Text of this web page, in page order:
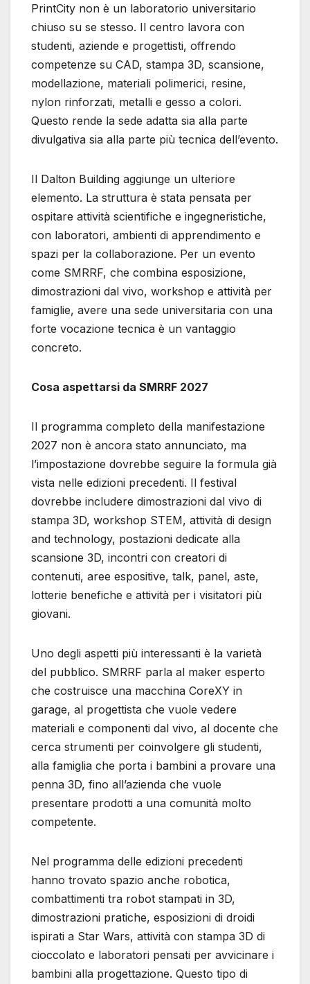
PrintCity non è un laboratorio universitario
chiuso su se stesso. Il centro lavora con
studenti, aziende e progettisti, offrendo
competenze su CAD, stampa 3D, scansione,
modellazione, materiali polimerici, resine,
nylon rinforzati, metalli e gesso a colori.
Questo rende la sede adatta sia alla parte
divulgativa sia alla parte più tecnica dell’evento.
Il Dalton Building aggiunge un ulteriore
elemento. La struttura è stata pensata per
ospitare attività scientifiche e ingegneristiche,
con laboratori, ambienti di apprendimento e
spazi per la collaborazione. Per un evento
come SMRRF, che combina esposizione,
dimostrazioni dal vivo, workshop e attività per
famiglie, avere una sede universitaria con una
forte vocazione tecnica è un vantaggio
concreto.
Cosa aspettarsi da SMRRF 2027
Il programma completo della manifestazione
2027 non è ancora stato annunciato, ma
l’impostazione dovrebbe seguire la formula già
vista nelle edizioni precedenti. Il festival
dovrebbe includere dimostrazioni dal vivo di
stampa 3D, workshop STEM, attività di design
and technology, postazioni dedicate alla
scansione 3D, incontri con creatori di
contenuti, aree espositive, talk, panel, aste,
lotterie benefiche e attività per i visitatori più
giovani.
Uno degli aspetti più interessanti è la varietà
del pubblico. SMRRF parla al maker esperto
che costruisce una macchina CoreXY in
garage, al progettista che vuole vedere
materiali e componenti dal vivo, al docente che
cerca strumenti per coinvolgere gli studenti,
alla famiglia che porta i bambini a provare una
penna 3D, fino all’azienda che vuole
presentare prodotti a una comunità molto
competente.
Nel programma delle edizioni precedenti
hanno trovato spazio anche robotica,
combattimenti tra robot stampati in 3D,
dimostrazioni pratiche, esposizioni di droidi
ispirati a Star Wars, attività con stampa 3D di
cioccolato e laboratori pensati per avvicinare i
bambini alla progettazione. Questo tipo di